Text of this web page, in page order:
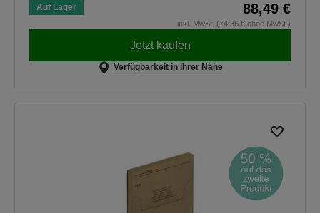
Auf Lager 88,49 €
inkl. MwSt. (74,36 € ohne MwSt.)
Jetzt kaufen
Verfügbarkeit in Ihrer Nähe